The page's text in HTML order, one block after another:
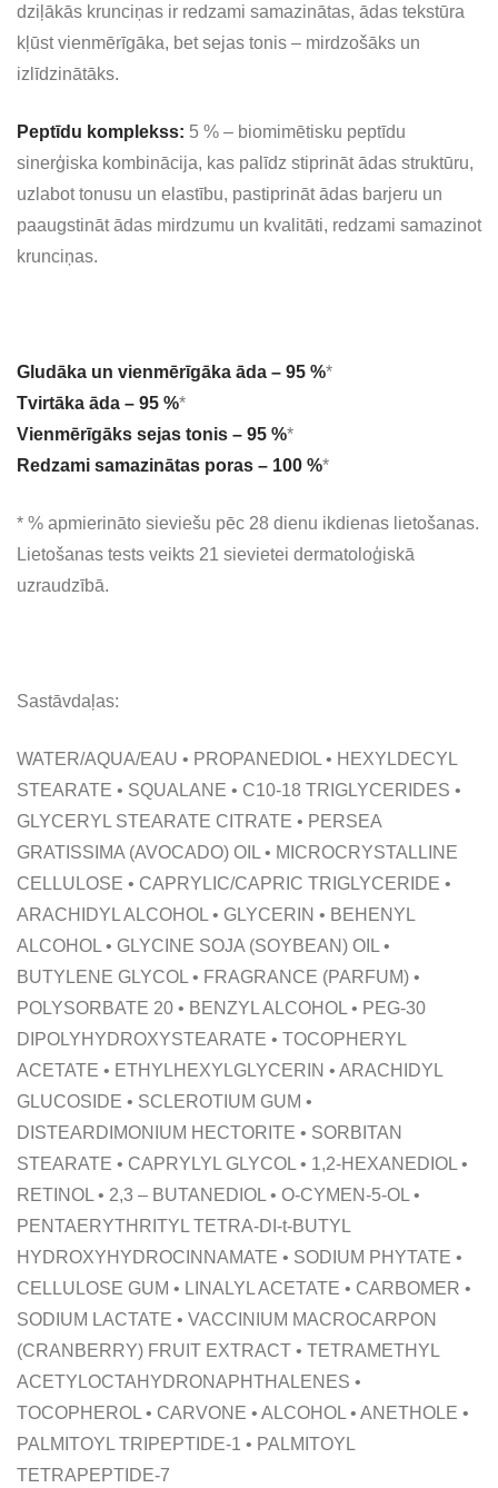
dziļākās krunciņas ir redzami samazinātas, ādas tekstūra
kļūst vienmērīgāka, bet sejas tonis – mirdzošāks un
izlīdzinātāks.
Peptīdu komplekss: 5 % – biomimētisku peptīdu
sinerģiska kombinācija, kas palīdz stiprināt ādas struktūru,
uzlabot tonusu un elastību, pastiprināt ādas barjeru un
paaugstināt ādas mirdzumu un kvalitāti, redzami samazinot
krunciņas.
Gludāka un vienmērīgāka āda – 95 %*
Tvirtāka āda – 95 %*
Vienmērīgāks sejas tonis – 95 %*
Redzami samazinātas poras – 100 %*
* % apmierināto sieviešu pēc 28 dienu ikdienas lietošanas.
Lietošanas tests veikts 21 sievietei dermatoloģiskā
uzraudzībā.
Sastāvdaļas:
WATER/AQUA/EAU • PROPANEDIOL • HEXYLDECYL
STEARATE • SQUALANE • C10-18 TRIGLYCERIDES •
GLYCERYL STEARATE CITRATE • PERSEA
GRATISSIMA (AVOCADO) OIL • MICROCRYSTALLINE
CELLULOSE • CAPRYLIC/CAPRIC TRIGLYCERIDE •
ARACHIDYL ALCOHOL • GLYCERIN • BEHENYL
ALCOHOL • GLYCINE SOJA (SOYBEAN) OIL •
BUTYLENE GLYCOL • FRAGRANCE (PARFUM) •
POLYSORBATE 20 • BENZYL ALCOHOL • PEG-30
DIPOLYHYDROXYSTEARATE • TOCOPHERYL
ACETATE • ETHYLHEXYLGLYCERIN • ARACHIDYL
GLUCOSIDE • SCLEROTIUM GUM •
DISTEARDIMONIUM HECTORITE • SORBITAN
STEARATE • CAPRYLYL GLYCOL • 1,2-HEXANEDIOL •
RETINOL • 2,3 – BUTANEDIOL • O-CYMEN-5-OL •
PENTAERYTHRITYL TETRA-DI-t-BUTYL
HYDROXYHYDROCINNAMATE • SODIUM PHYTATE •
CELLULOSE GUM • LINALYL ACETATE • CARBOMER •
SODIUM LACTATE • VACCINIUM MACROCARPON
(CRANBERRY) FRUIT EXTRACT • TETRAMETHYL
ACETYLOCTAHYDRONAPHTHALENES •
TOCOPHEROL • CARVONE • ALCOHOL • ANETHOLE •
PALMITOYL TRIPEPTIDE-1 • PALMITOYL
TETRAPEPTIDE-7